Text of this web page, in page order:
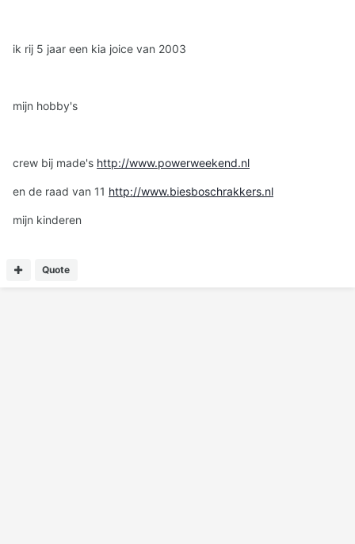
ik rij 5 jaar een kia joice van 2003
mijn hobby's
crew bij made's http://www.powerweekend.nl
en de raad van 11 http://www.biesboschrakkers.nl
mijn kinderen
Quote